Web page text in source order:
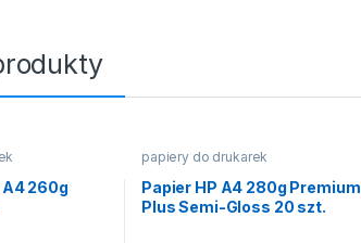
260g
papiery do drukarek
Papier HP A4 280g Premium
Plus Semi-Gloss 20 szt.